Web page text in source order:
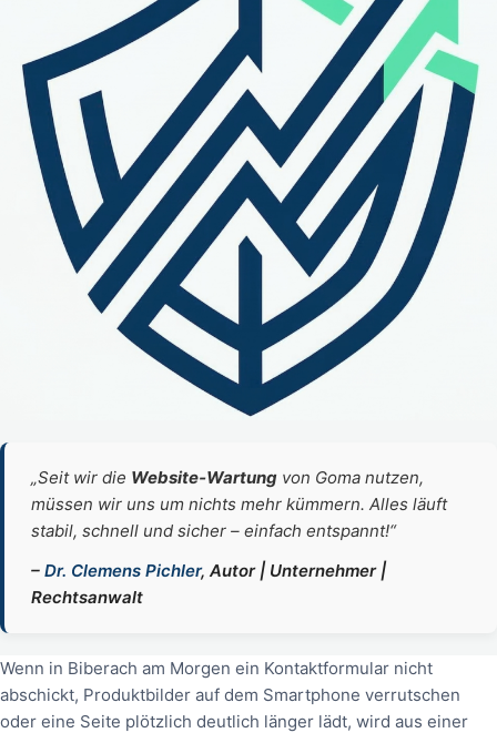
„Seit wir die Website‑Wartung von Goma nutzen,
müssen wir uns um nichts mehr kümmern. Alles läuft
stabil, schnell und sicher – einfach entspannt!“
– Dr. Clemens Pichler, Autor | Unternehmer |
Rechtsanwalt
Wenn in Biberach am Morgen ein Kontaktformular nicht
abschickt, Produktbilder auf dem Smartphone verrutschen
oder eine Seite plötzlich deutlich länger lädt, wird aus einer